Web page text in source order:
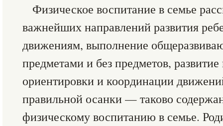
Физическое воспитание в семье
важнейших направлений развития
движениям, выполнение
предметами и без предметов,
ориентировки и координации
правильной осанки — таково
физическому воспитанию в семье.